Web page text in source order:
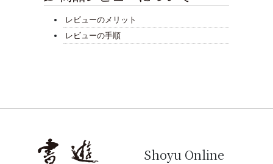
レビューのメリット
レビューの手順
Shoyu Online